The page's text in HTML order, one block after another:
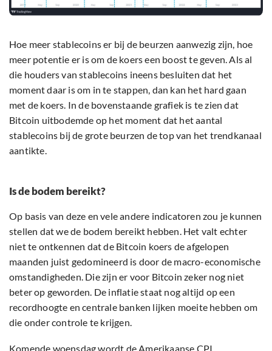
Hoe meer stablecoins er bij de beurzen aanwezig zijn, hoe
meer potentie er is om de koers een boost te geven. Als al
die houders van stablecoins ineens besluiten dat het
moment daar is om in te stappen, dan kan het hard gaan
met de koers. In de bovenstaande grafiek is te zien dat
Bitcoin uitbodemde op het moment dat het aantal
stablecoins bij de grote beurzen de top van het trendkanaal
aantikte.
Is de bodem bereikt?
Op basis van deze en vele andere indicatoren zou je kunnen
stellen dat we de bodem bereikt hebben. Het valt echter
niet te ontkennen dat de Bitcoin koers de afgelopen
maanden juist gedomineerd is door de macro-economische
omstandigheden. Die zijn er voor Bitcoin zeker nog niet
beter op geworden. De inflatie staat nog altijd op een
recordhoogte en centrale banken lijken moeite hebben om
die onder controle te krijgen.
Komende woensdag wordt de Amerikaanse CPI